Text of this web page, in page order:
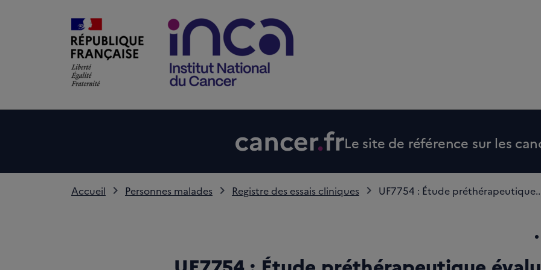
Le site de référence sur les
Accueil Personnes malades Registre des essais cliniques UF7754 : Étude